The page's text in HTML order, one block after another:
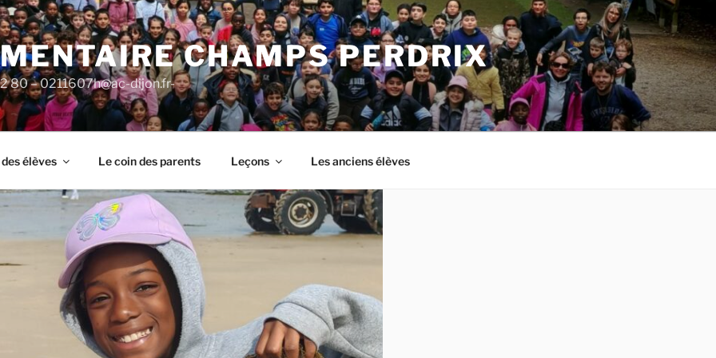
CHAMPS PERDRIX
80 – 0211607h@ac-dijon.fr-
élèves Le coin des parents Leçons Les anciens élèves